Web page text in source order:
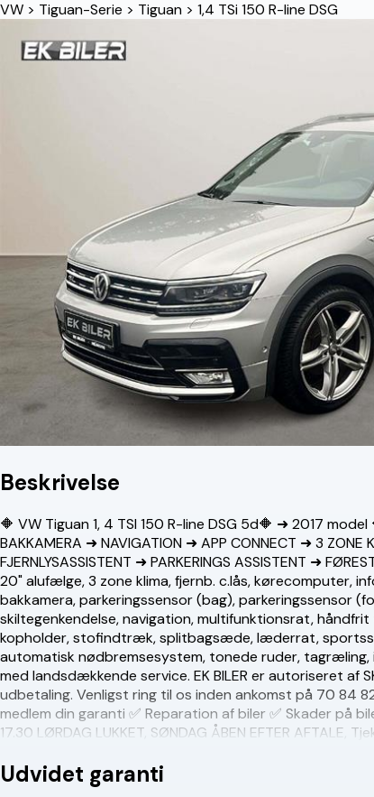
VW > Tiguan-Serie > Tiguan > 1,4 TSi 150 R-line DSG
Beskrivelse
🔶 VW Tiguan 1, 4 TSI 150 R-line DSG 5d🔶 ➜ 2017
BAKKAMERA ➜ NAVIGATION ➜ APP CONNECT ➜ 3 ZONE
FJERNLYSASSISTENT ➜ PARKERINGS ASSISTENT ➜
20" alufælge, 3 zone klima, fjernb. c.lås, kørecomputer,
bakkamera, parkeringssensor (bag),
skiltegenkendelse, navigation, multifunktionsrat,
kopholder, stofindtræk, splitbagsæde, læderrat,
automatisk nødbremsesystem, tonede ruder, tagræling,
med landsdækkende service. EK BILER er autoriseret
udbetaling. Venligst ring til os inden ankomst på 70 84
medlem din garanti ✅ Reparation af biler ✅ Skader på
17.30 LØRDAG LUKKET, SØNDAG ÅBEN EFTER AFTALE,
Udvidet garanti